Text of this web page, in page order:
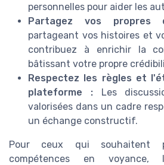
personnelles pour aider les
Partagez vos propres
partageant vos histoires et
contribuez à enrichir la
bâtissant votre propre
Respectez les règles et
plateforme :Les
valorisées dans un cadre
un échange constructif.
Pour ceux qui souhaitent
compétences en voyance,